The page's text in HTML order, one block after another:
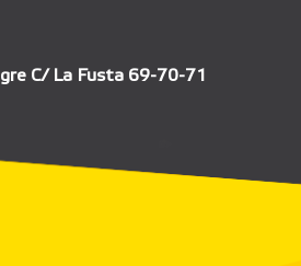
C/ La Fusta 69-70-71